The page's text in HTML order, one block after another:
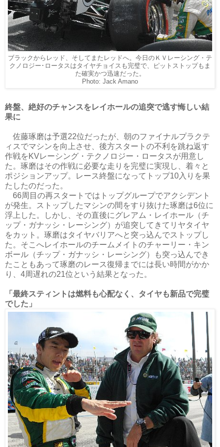
ブラックからレッド、そしてまたレッドへ。今日のＫＶレーシング・テ
クノロジー･ロータスはタイヤチョイスも完璧で、ピットストップもま
た確実かつ迅速だった。
Photo: Jack Amano
終盤、絶好のチャンスをレイホールの追突で逃す悔しい結
果に
佐藤琢磨は予選22位だったが、朝のファイナルプラクテ
ィスでマシンを向上させ、後方スタートの不利を跳ね返す
作戦をKVレーシング・テクノロジー・ロータスが用意し
た。琢磨はその作戦に必要な走りを完璧に実現し、着々と
ポジションアップ。レース終盤になってトップ10入りを果
たしたのだった。
66周目の再スタートではトップグループでアクシデント
が発生。ストップしたマシンの間をすり抜けた琢磨は6位に
浮上した。しかし、その直後にグレアム・レイホール（チ
ップ・ガナッシ・レーシング）が追突してきてリヤタイヤ
をカット。琢磨はタイヤバリアへと突っ込んでストップし
た。そこへレイホールのチームメイトのチャーリー・キン
ボール（チップ・ガナッシ・レーシング）も突っ込んでき
たこともあって琢磨のレース復帰までには長い時間がかか
り、4周遅れの21位という結果となった。
「最終スティントは燃料も心配なく、タイヤも新品で完璧
でした」